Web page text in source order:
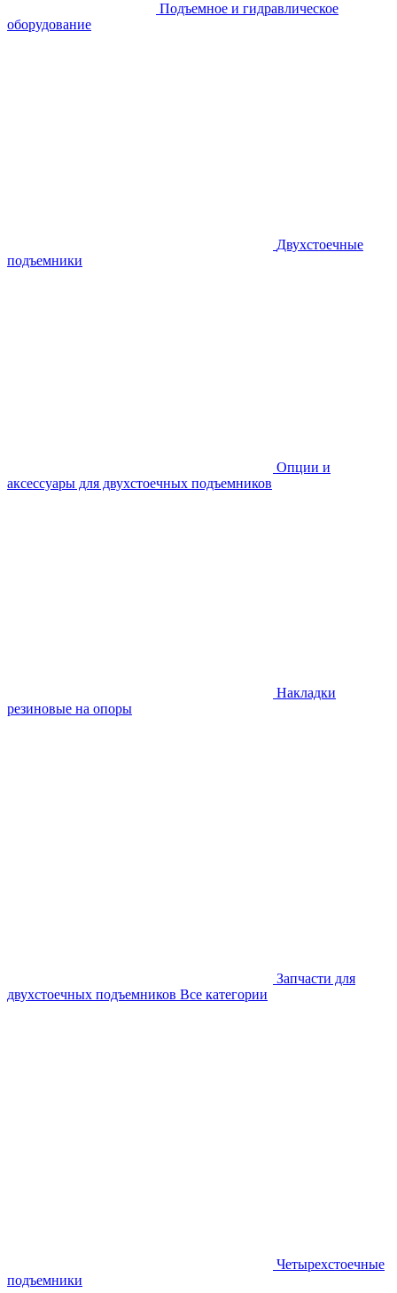
Подъемное и гидравлическое
оборудование
Двухстоечные
подъемники
Опции и
аксессуары для двухстоечных подъемников
Накладки
резиновые на опоры
Запчасти для
двухстоечных подъемников Все категории
Четырехстоечные
подъемники